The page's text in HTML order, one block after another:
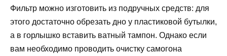
Фильтр можно изготовить из подручных средств: для
этого достаточно обрезать дно у пластиковой бутылки,
а в горлышко вставить ватный тампон. Однако если
вам необходимо проводить очистку самогона